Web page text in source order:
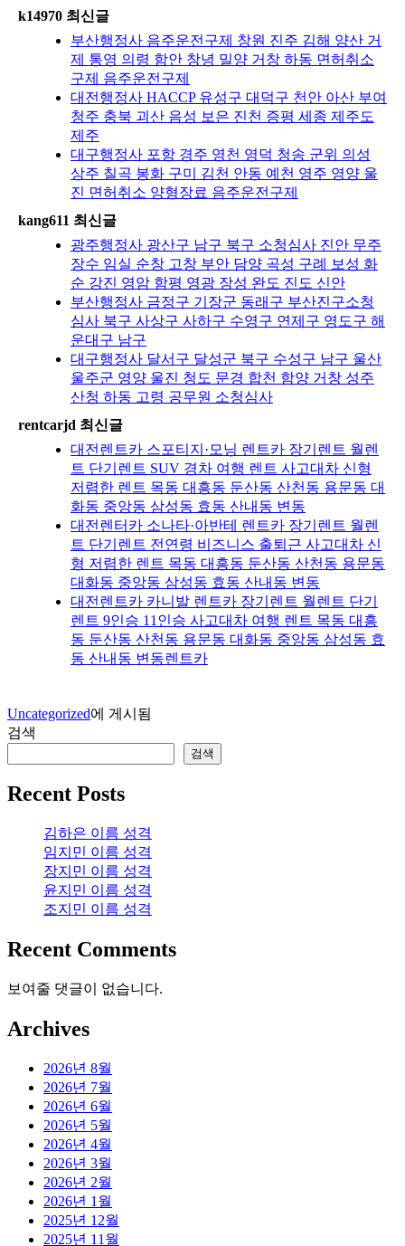
k14970 최신글
부산행정사 음주운전구제 창원 진주 김해 양산 거
제 통영 의령 함안 창녕 밀양 거창 하동 면허취소
구제 음주운전구제
대전행정사 HACCP 유성구 대덕구 천안 아산 부여
청주 충북 괴산 음성 보은 진천 증평 세종 제주도
제주
대구행정사 포항 경주 영천 영덕 청송 군위 의성
상주 칠곡 봉화 구미 김천 안동 예천 영주 영양 울
진 면허취소 양형장료 음주운전구제
kang611 최신글
광주행정사 광산구 남구 북구 소청심사 진안 무주
장수 임실 순창 고창 부안 담양 곡성 구례 보성 화
순 강진 영암 함평 영광 장성 완도 진도 신안
부산행정사 금정구 기장군 동래구 부산진구소청
심사 북구 사상구 사하구 수영구 연제구 영도구 해
운대구 남구
대구행정사 달서구 달성군 북구 수성구 남구 울산
울주군 영양 울진 청도 문경 합천 함양 거창 성주
산청 하동 고령 공무원 소청심사
rentcarjd 최신글
대전렌트카 스포티지·모닝 렌트카 장기렌트 월렌
트 단기렌트 SUV 경차 여행 렌트 사고대차 신형
저렴한 렌트 목동 대흥동 둔산동 산천동 용문동 대
화동 중앙동 삼성동 효동 산내동 변동
대전렌터카 소나타·아반테 렌트카 장기렌트 월렌
트 단기렌트 전연령 비즈니스 출퇴근 사고대차 신
형 저렴한 렌트 목동 대흥동 둔산동 산천동 용문동
대화동 중앙동 삼성동 효동 산내동 변동
대전렌트카 카니발 렌트카 장기렌트 월렌트 단기
렌트 9인승 11인승 사고대차 여행 렌트 목동 대흥
동 둔산동 산천동 용문동 대화동 중앙동 삼성동 효
동 산내동 변동렌트카
Uncategorized에 게시됨
검색
검색
Recent Posts
김하은 이름 성격
임지민 이름 성격
장지민 이름 성격
윤지민 이름 성격
조지민 이름 성격
Recent Comments
보여줄 댓글이 없습니다.
Archives
2026년 8월
2026년 7월
2026년 6월
2026년 5월
2026년 4월
2026년 3월
2026년 2월
2026년 1월
2025년 12월
2025년 11월